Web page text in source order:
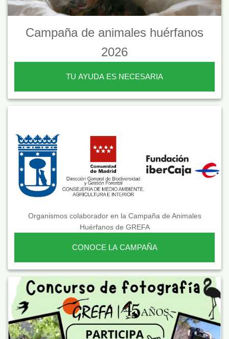
Campaña de animales huérfanos
2026
TU AYUDA ES NECESARIA
Organismos colaborador en la Campaña de Animales
Huérfanos de GREFA
CONOCE LA CAMPAÑA